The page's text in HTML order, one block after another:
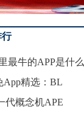
行
最牛的APP是什么
App精选：BL
代概念机APE